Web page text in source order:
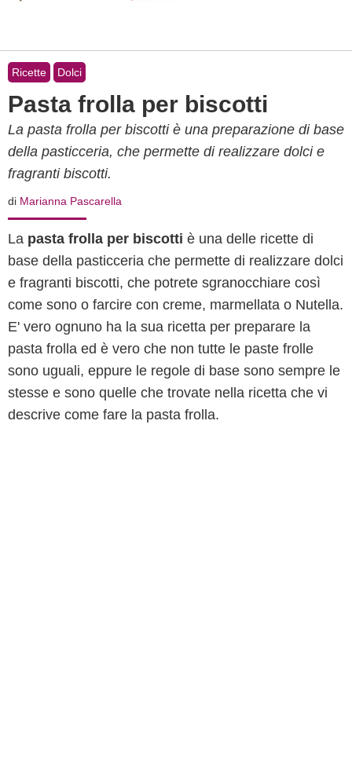
Ricette Dolci
Pasta frolla per biscotti
La pasta frolla per biscotti è una preparazione di base
della pasticceria, che permette di realizzare dolci e
fragranti biscotti.
di Marianna Pascarella
La pasta frolla per biscotti è una delle ricette di
base della pasticceria che permette di realizzare dolci
e fragranti biscotti, che potrete sgranocchiare così
come sono o farcire con creme, marmellata o Nutella.
E' vero ognuno ha la sua ricetta per preparare la
pasta frolla ed è vero che non tutte le paste frolle
sono uguali, eppure le regole di base sono sempre le
stesse e sono quelle che trovate nella ricetta che vi
descrive come fare la pasta frolla.